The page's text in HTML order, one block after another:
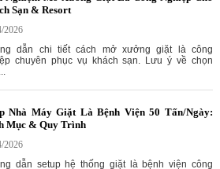
Sạn & Resort
2026
dẫn chi tiết cách mở xưởng giặt là công
chuyên phục vụ khách sạn. Lưu ý về chọn
Nhà Máy Giặt Là Bệnh Viện 50 Tấn/Ngày:
Mục & Quy Trình
2026
dẫn setup hệ thống giặt là bệnh viện công